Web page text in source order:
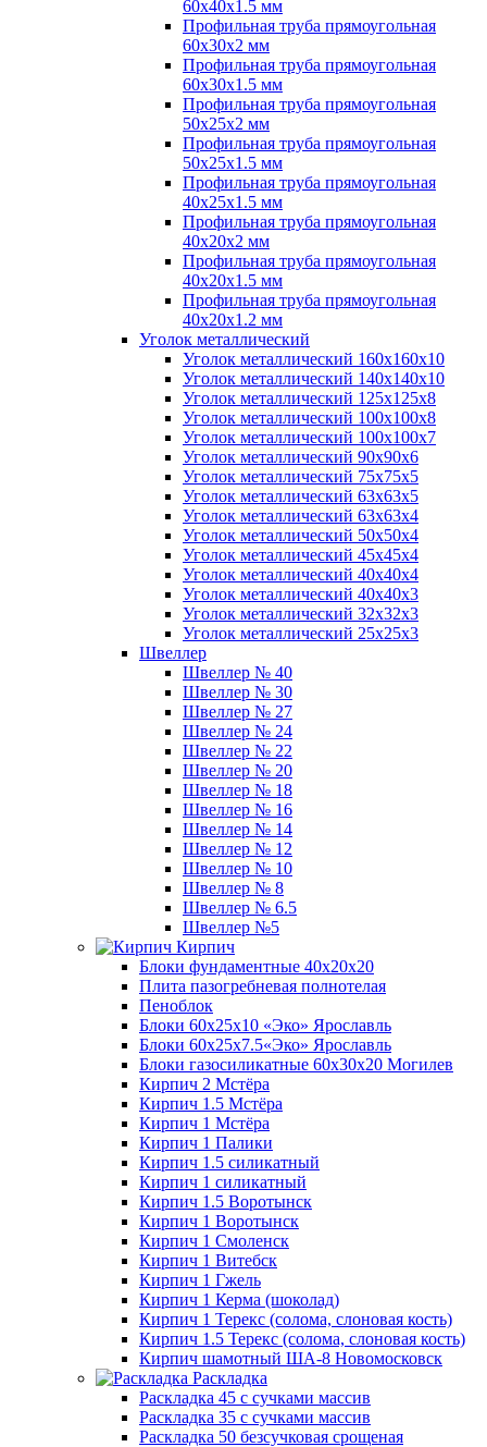
60х40х1.5 мм
Профильная труба прямоугольная
60х30х2 мм
Профильная труба прямоугольная
60х30х1.5 мм
Профильная труба прямоугольная
50х25х2 мм
Профильная труба прямоугольная
50х25х1.5 мм
Профильная труба прямоугольная
40х25х1.5 мм
Профильная труба прямоугольная
40х20х2 мм
Профильная труба прямоугольная
40х20х1.5 мм
Профильная труба прямоугольная
40х20х1.2 мм
Уголок металлический
Уголок металлический 160х160х10
Уголок металлический 140х140х10
Уголок металлический 125х125х8
Уголок металлический 100х100х8
Уголок металлический 100х100х7
Уголок металлический 90х90х6
Уголок металлический 75х75х5
Уголок металлический 63х63х5
Уголок металлический 63х63х4
Уголок металлический 50х50х4
Уголок металлический 45х45х4
Уголок металлический 40х40х4
Уголок металлический 40х40х3
Уголок металлический 32х32х3
Уголок металлический 25х25х3
Швеллер
Швеллер № 40
Швеллер № 30
Швеллер № 27
Швеллер № 24
Швеллер № 22
Швеллер № 20
Швеллер № 18
Швеллер № 16
Швеллер № 14
Швеллер № 12
Швеллер № 10
Швеллер № 8
Швеллер № 6.5
Швеллер №5
Кирпич
Блоки фундаментные 40х20х20
Плита пазогребневая полнотелая
Пеноблок
Блоки 60х25х10 «Эко» Ярославль
Блоки 60х25х7.5«Эко» Ярославль
Блоки газосиликатные 60х30х20 Могилев
Кирпич 2 Мстёра
Кирпич 1.5 Мстёра
Кирпич 1 Мстёра
Кирпич 1 Палики
Кирпич 1.5 силикатный
Кирпич 1 силикатный
Кирпич 1.5 Воротынск
Кирпич 1 Воротынск
Кирпич 1 Смоленск
Кирпич 1 Витебск
Кирпич 1 Гжель
Кирпич 1 Керма (шоколад)
Кирпич 1 Терекс (солома, слоновая кость)
Кирпич 1.5 Терекс (солома, слоновая кость)
Кирпич шамотный ША-8 Новомосковск
Раскладка
Раскладка 45 с сучками массив
Раскладка 35 с сучками массив
Раскладка 50 безсучковая срощеная